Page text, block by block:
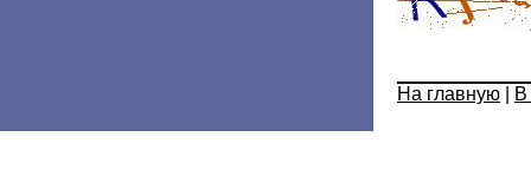
На главную В